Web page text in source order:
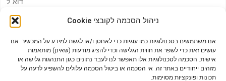
ניהול הסכמה לקובצי Cookie
אנו משתמשים בטכנולוגיות כמו עוגיות כדי לאחסן ו/או לגשת למידע על המכשיר. אנו
עושים זאת כדי לשפר את חווית הגלישה וכדי להציג מודעות (שאינן) מותאמות
אישית. הסכמה לטכנולוגיות אלו תאפשר לנו לעבד נתונים כגון התנהגות גלישה או
מזהים ייחודיים באתר זה. אי הסכמה או ביטול הסכמה עלולים להשפיע לרעה על
תכונות ופונקציות מסוימות.